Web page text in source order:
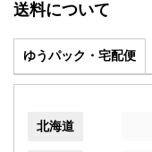
送料について
ゆうパック・宅配便
北海道